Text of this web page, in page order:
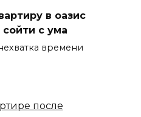
в оазис
с ума
времени